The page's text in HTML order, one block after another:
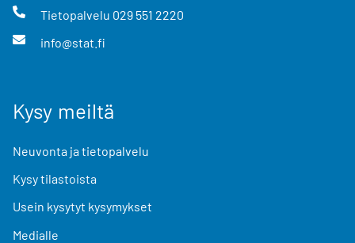
Tietopalvelu 029 551 2220
info@stat.fi
Kysy meiltä
Neuvonta ja tietopalvelu
Kysy tilastoista
Usein kysytyt kysymykset
Medialle